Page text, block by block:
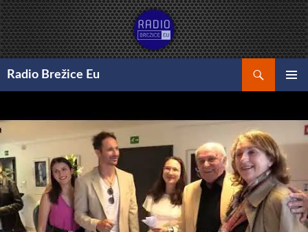
Preskoči
na
vsebino
Radio Brežice Eu